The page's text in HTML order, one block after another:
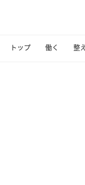
トップ 働く 整